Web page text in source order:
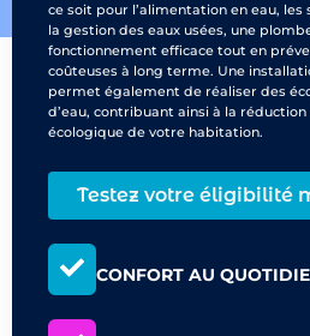
ce soit pour l’alimentation en eau,
la gestion des eaux usées, une
fonctionnement efficace tout en
coûteuses à long terme. Une
permet également de réaliser des
d’eau, contribuant ainsi à la
écologique de votre habitation.
Testez votre éligibilité
CONFORT AU